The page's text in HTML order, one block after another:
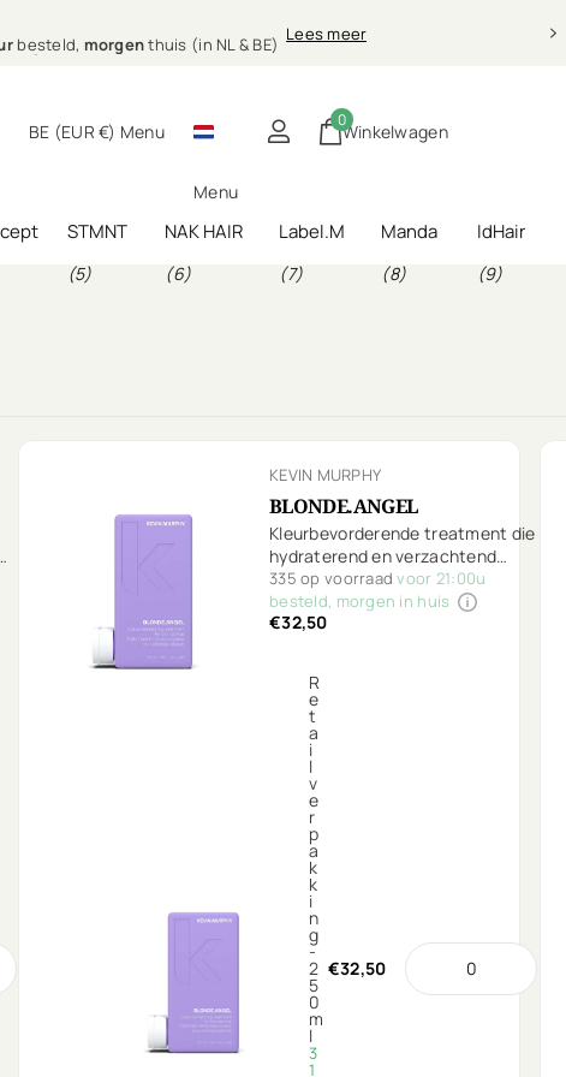
bij jou thuis
besteld, morgenthuis (in NL & BE) Lees meer
BE (EUR €) Menu
Menu
Winkelwagen
0
STMNT
(5)
NAK HAIR
(6)
Label.M
(7)
Manda
(8)
IdHair
(9)
KEVIN MURPHY
BLONDE.ANGEL
Kleurbevorderende treatment die
hydraterend en verzachtend
werkt voor je highlights, blond
en/of grijs haar.
335 op voorraadvoor 21:00u
besteld, morgen in huis
€32,50
R
e
t
a
i
l
v
e
r
p
a
k
k
i
n
g
-
2
5
0
m
l
3
1
€32,50